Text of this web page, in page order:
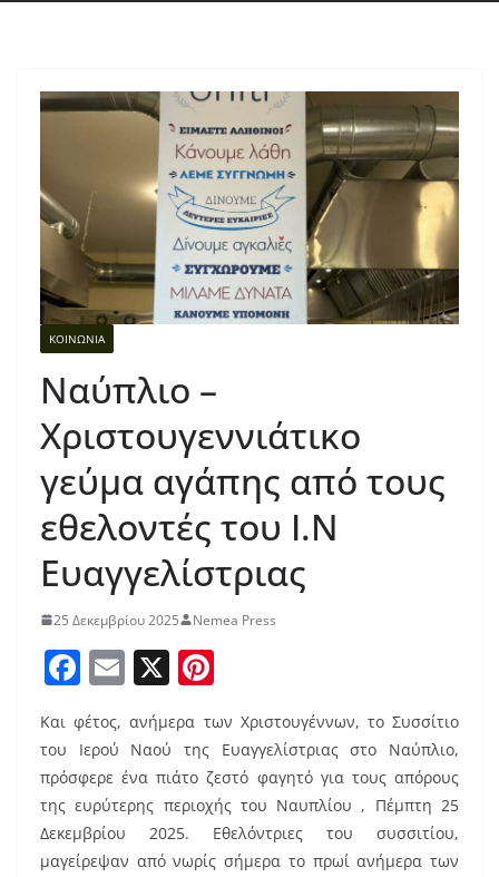
ΚΟΙΝΩΝΙΑ
Ναύπλιο –
Χριστουγεννιάτικο
γεύμα αγάπης από τους
εθελοντές του Ι.Ν
Ευαγγελίστριας
25 Δεκεμβρίου 2025 Nemea Press
F
a
c
e
b
o
E
m
ai
l
X
er
e
st
Και φέτος, ανήμερα των Χριστουγέννων, το Συσσίτιο
του Ιερού Ναού της Ευαγγελίστριας στο Ναύπλιο,
πρόσφερε ένα πιάτο ζεστό φαγητό για τους απόρους
της ευρύτερης περιοχής του Ναυπλίου , Πέμπτη 25
Δεκεμβρίου 2025. Εθελόντριες του συσσιτίου,
μαγείρεψαν από νωρίς σήμερα το πρωί ανήμερα των